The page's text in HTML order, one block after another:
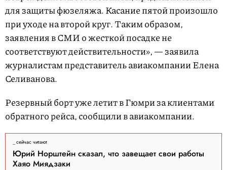
для защиты фюзеляжа. Касание пятой произошло
при уходе на второй круг. Таким образом,
заявления в СМИ о жесткой посадке не
соответствуют действительности», — заявила
журналистам представитель авиакомпании Елена
Селиванова.
Резервный борт уже летит в Гюмри за клиентами
обратного рейса, сообщили в авиакомпании.
сейчас читают
Юрий Норштейн сказал, что завещает свои работы
Хаяо Миядзаки